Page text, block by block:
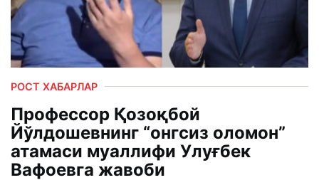
РОСТ ХАБАРЛАР
Профессор Қозоқбой
Йўлдошевнинг “онгсиз оломон”
атамаси муаллифи Улуғбек
Вафоевга жавоби